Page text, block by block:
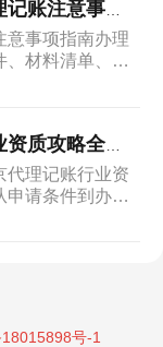
一文读懂北京代理记账注意事项指南
意事项指南办理
、材料清单、办
北京代理记账行业资质攻略全面解读，终...
代理记账行业资
申请条件到办理
号-1